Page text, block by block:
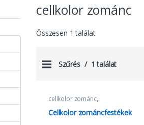
cellkolor zománc
Összesen 1 találat
Szűrés 1 találat
cellkolor zománc,
Cellkolor zománcfestékek